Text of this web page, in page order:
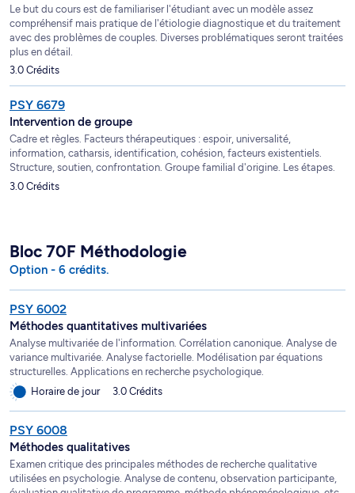
Le but du cours est de familiariser l'étudiant avec un modèle assez
compréhensif mais pratique de l'étiologie diagnostique et du traitement
avec des problèmes de couples. Diverses problématiques seront traitées
plus en détail.
3.0 Crédits
PSY 6679
Intervention de groupe
Cadre et règles. Facteurs thérapeutiques : espoir, universalité,
information, catharsis, identification, cohésion, facteurs existentiels.
Structure, soutien, confrontation. Groupe familial d'origine. Les étapes.
3.0 Crédits
Bloc 70F Méthodologie
Option - 6 crédits.
PSY 6002
Méthodes quantitatives multivariées
Analyse multivariée de l'information. Corrélation canonique. Analyse de
variance multivariée. Analyse factorielle. Modélisation par équations
structurelles. Applications en recherche psychologique.
Horaire de jour
3.0 Crédits
PSY 6008
Méthodes qualitatives
Examen critique des principales méthodes de recherche qualitative
utilisées en psychologie. Analyse de contenu, observation participante,